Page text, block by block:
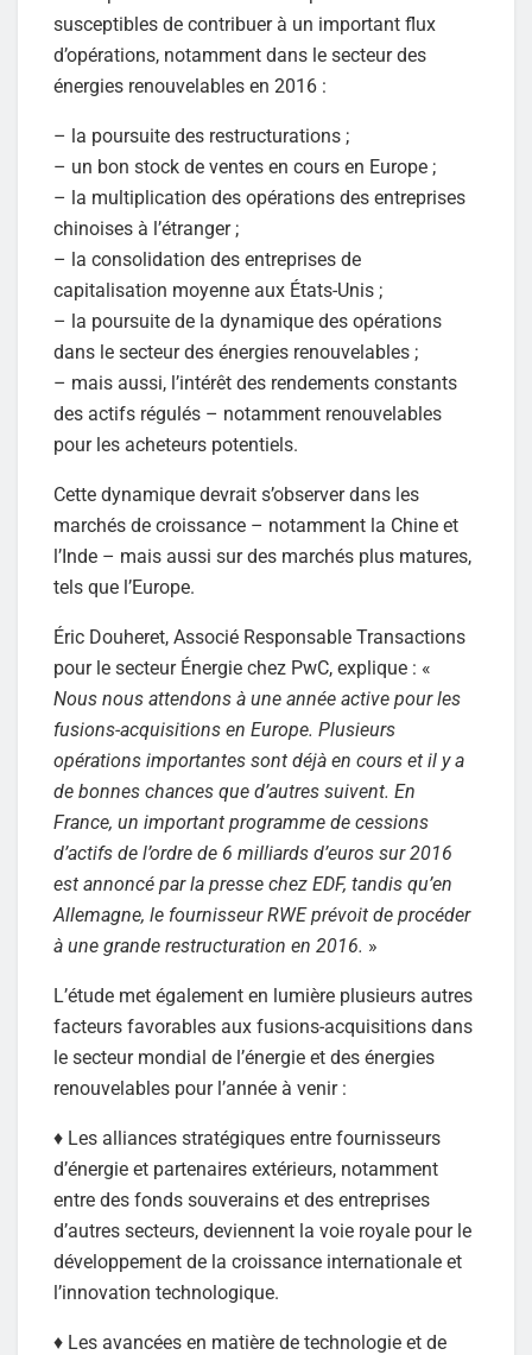
susceptibles de contribuer à un important flux
d’opérations, notamment dans le secteur des
énergies renouvelables en 2016 :
– la poursuite des restructurations ;
– un bon stock de ventes en cours en Europe ;
– la multiplication des opérations des entreprises
chinoises à l’étranger ;
– la consolidation des entreprises de
capitalisation moyenne aux États-Unis ;
– la poursuite de la dynamique des opérations
dans le secteur des énergies renouvelables ;
– mais aussi, l’intérêt des rendements constants
des actifs régulés – notamment renouvelables
pour les acheteurs potentiels.
Cette dynamique devrait s’observer dans les
marchés de croissance – notamment la Chine et
l’Inde – mais aussi sur des marchés plus matures,
tels que l’Europe.
Éric Douheret, Associé Responsable Transactions
pour le secteur Énergie chez PwC, explique : «
Nous nous attendons à une année active pour les
fusions-acquisitions en Europe. Plusieurs
opérations importantes sont déjà en cours et il y a
de bonnes chances que d’autres suivent. En
France, un important programme de cessions
d’actifs de l’ordre de 6 milliards d’euros sur 2016
est annoncé par la presse chez EDF, tandis qu’en
Allemagne, le fournisseur RWE prévoit de procéder
à une grande restructuration en 2016. »
L’étude met également en lumière plusieurs autres
facteurs favorables aux fusions-acquisitions dans
le secteur mondial de l’énergie et des énergies
renouvelables pour l’année à venir :
♦ Les alliances stratégiques entre fournisseurs
d’énergie et partenaires extérieurs, notamment
entre des fonds souverains et des entreprises
d’autres secteurs, deviennent la voie royale pour le
développement de la croissance internationale et
l’innovation technologique.
♦ Les avancées en matière de technologie et de